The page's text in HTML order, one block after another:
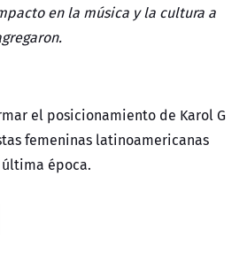
en la música y la cultura a
el posicionamiento de Karol G
femeninas latinoamericanas
época.